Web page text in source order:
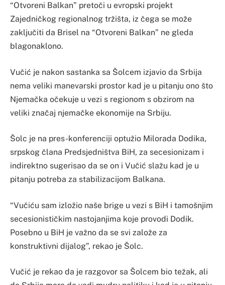
“Otvoreni Balkan” pretoči u evropski projekt
Zajedničkog regionalnog tržišta, iz čega se može
zaključiti da Brisel na “Otvoreni Balkan” ne gleda
blagonaklono.
Vučić je nakon sastanka sa Šolcem izjavio da Srbija
nema veliki manevarski prostor kad je u pitanju ono što
Njemačka očekuje u vezi s regionom s obzirom na
veliki značaj njemačke ekonomije na Srbiju.
Šolc je na pres-konferenciji optužio Milorada Dodika,
srpskog člana Predsjedništva BiH, za secesionizam i
indirektno sugerisao da se on i Vučić slažu kad je u
pitanju potreba za stabilizacijom Balkana.
“Vučiću sam izložio naše brige u vezi s BiH i tamošnjim
secesionističkim nastojanjima koje provodi Dodik.
Posebno u BiH je važno da se svi založe za
konstruktivni dijalog”, rekao je Šolc.
Vučić je rekao da je razgovor sa Šolcem bio težak, ali